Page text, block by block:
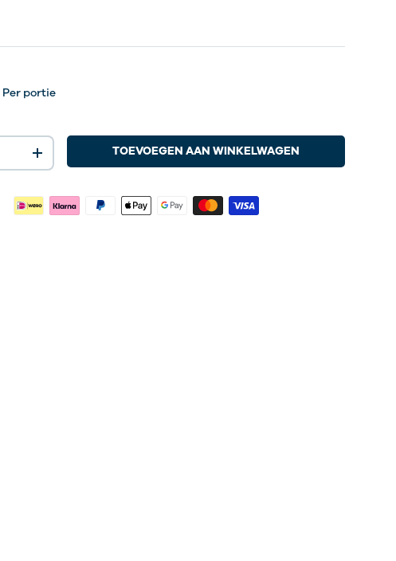
Per portie
+ TOEVOEGEN AAN WINKELWAGEN